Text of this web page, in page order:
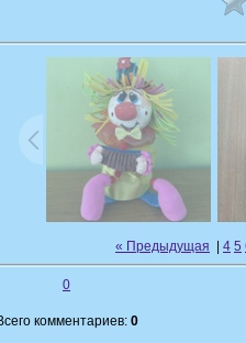
« Предыдущая 4 5
0
комментариев: 0